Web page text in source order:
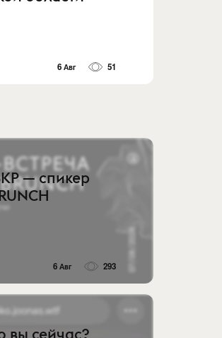
6 Авг 51
— спикер
6 Авг 293
вы сейчас?